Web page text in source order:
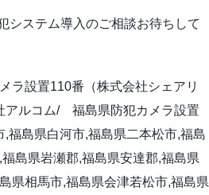
ステム導入のご相談お待ちして
ラ設置110番（株式会社シェアリ
アルコム/ 福島県防犯カメラ設置
島県白河市,福島県二本松市,福島
島県岩瀬郡,福島県安達郡,福島県
県相馬市,福島県会津若松市,福島県